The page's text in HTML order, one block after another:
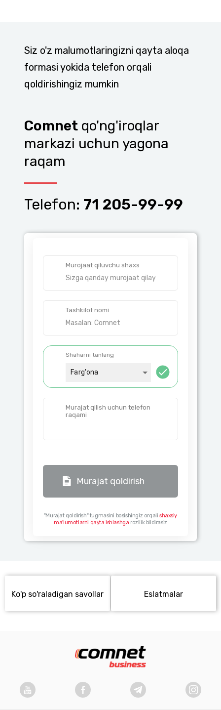
Siz o'z malumotlaringizni qayta aloqa
formasi yokida telefon orqali
qoldirishingiz mumkin
Comnet qo'ng'iroqlar
markazi uchun yagona
raqam
Telefon: 71 205-99-99
Murojaat qiluvchu shaxs
Tashkilot nomi
Shaharni tanlang
Farg'ona
Murajat qilish uchun telefon
raqami
Murajat qoldirish
"Murajat qoldirish" tugmasini bosishingiz orqali shaxsiy
ma'lumotlarni qayta ishlashga rozilik bildirasiz
Ko'p so'raladigan savollar Eslatmalar